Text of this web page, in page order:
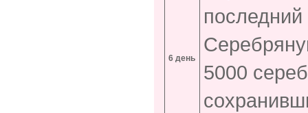
6 день
5000